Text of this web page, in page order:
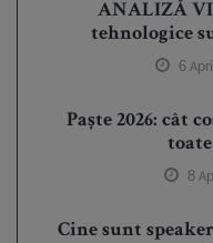
ANALIZĂ
tehnologice
6
Paște 2026: cât
8
Cine sunt